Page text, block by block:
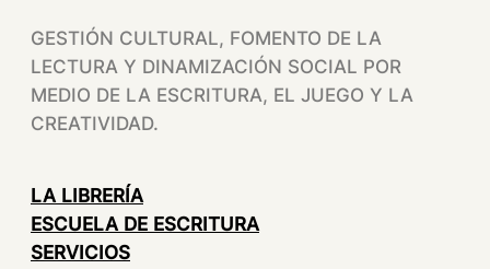
GESTIÓN CULTURAL, FOMENTO DE LA
LECTURA Y DINAMIZACIÓN SOCIAL POR
MEDIO DE LA ESCRITURA, EL JUEGO Y LA
CREATIVIDAD.
LA LIBRERÍA
ESCUELA DE ESCRITURA
SERVICIOS